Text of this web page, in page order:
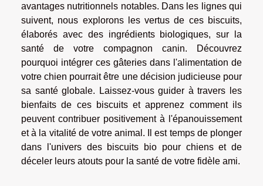
avantages nutritionnels notables. Dans les lignes qui
suivent, nous explorons les vertus de ces biscuits,
élaborés avec des ingrédients biologiques, sur la
santé de votre compagnon canin. Découvrez
pourquoi intégrer ces gâteries dans l'alimentation de
votre chien pourrait être une décision judicieuse pour
sa santé globale. Laissez-vous guider à travers les
bienfaits de ces biscuits et apprenez comment ils
peuvent contribuer positivement à l'épanouissement
et à la vitalité de votre animal. Il est temps de plonger
dans l'univers des biscuits bio pour chiens et de
déceler leurs atouts pour la santé de votre fidèle ami.